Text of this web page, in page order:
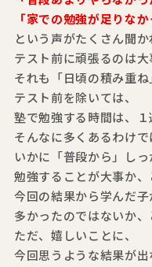
「家での勉強が足りなか
という声がたくさん聞か
テスト前に頑張るのは大
それも「日頃の積み重ね
テスト前を除いては、
塾で勉強する時間は、１
そんなに多くあるわけで
いかに「普段から」しっ
勉強することが大事か
今回の結果から学んだ子
多かったのではないか、
ただ、嬉しいことに、
今回思うような結果が